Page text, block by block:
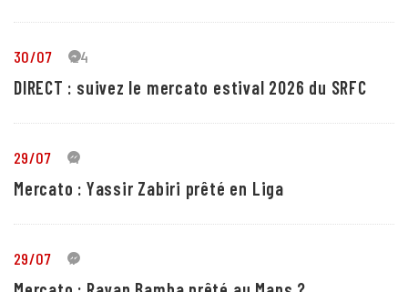
30/07 24
DIRECT : suivez le mercato estival 2026 du SRFC
29/07 4
Mercato : Yassir Zabiri prêté en Liga
29/07 1